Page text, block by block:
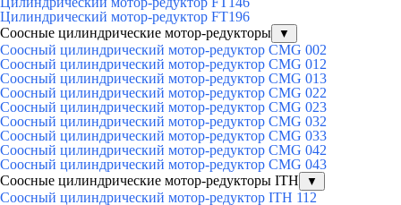
Цилиндрический мотор-редуктор FT196
Соосные цилиндрические мотор-редукторы
▼
Соосный цилиндрический мотор-редуктор CMG 002
Соосный цилиндрический мотор-редуктор CMG 012
Соосный цилиндрический мотор-редуктор CMG 013
Соосный цилиндрический мотор-редуктор CMG 022
Соосный цилиндрический мотор-редуктор CMG 023
Соосный цилиндрический мотор-редуктор CMG 032
Соосный цилиндрический мотор-редуктор CMG 033
Соосный цилиндрический мотор-редуктор CMG 042
Соосный цилиндрический мотор-редуктор CMG 043
Соосные цилиндрические мотор-редукторы ITH
▼
Соосный цилиндрический мотор-редуктор ITH 112